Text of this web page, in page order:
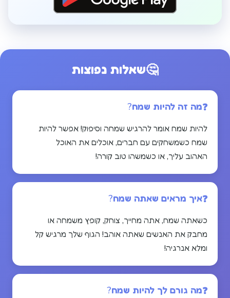
🤔שאלות נפוצות
מה זה להיות שמח?
להיות שמח אומר להרגיש שמחה וסיפוק! אפשר להיות
שמח כשמשחקים עם חברים, אוכלים את האוכל
האהוב עליך, או כשמשהו טוב קורה!
איך מראים שאתה שמח?
כשאתה שמח, אתה מחייך, צוחק, קופץ משמחה או
מחבק את האנשים שאתה אוהב! הגוף שלך מרגיש קל
ומלא אנרגיה!
מה גורם לך להיות שמח?